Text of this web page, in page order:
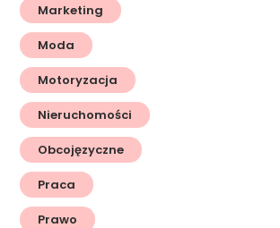
Marketing
Moda
Motoryzacja
Nieruchomości
Obcojęzyczne
Praca
Prawo